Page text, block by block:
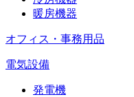
暖房機器
オフィス・事務用品
電気設備
発電機